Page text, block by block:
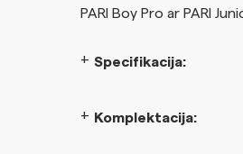
PARI Boy Pro ar PARI
Specifikacija:
Komplektacija: